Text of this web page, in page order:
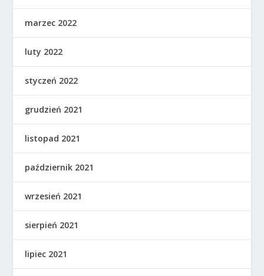
marzec 2022
luty 2022
styczeń 2022
grudzień 2021
listopad 2021
październik 2021
wrzesień 2021
sierpień 2021
lipiec 2021